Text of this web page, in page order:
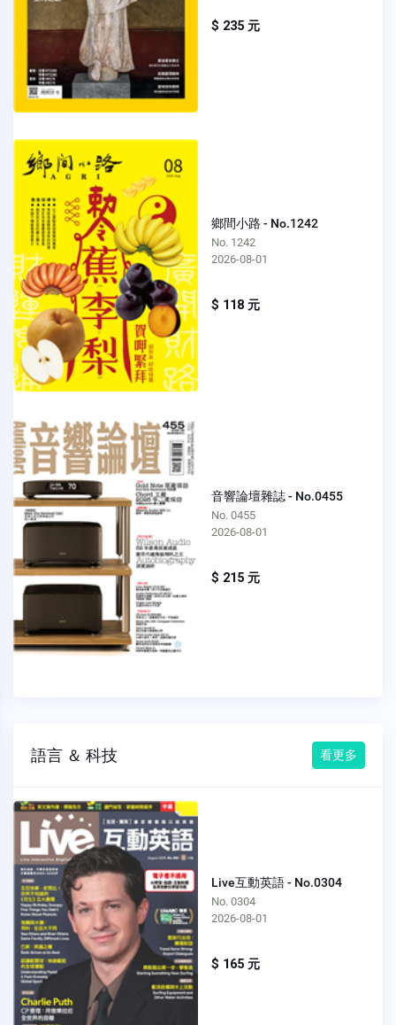
$ 235 元
鄉間小路 - No.1242
No. 1242
2026-08-01
$ 118 元
音響論壇雜誌 - No.0455
No. 0455
2026-08-01
$ 215 元
語言 ＆ 科技 看更多
Live互動英語 - No.0304
No. 0304
2026-08-01
$ 165 元